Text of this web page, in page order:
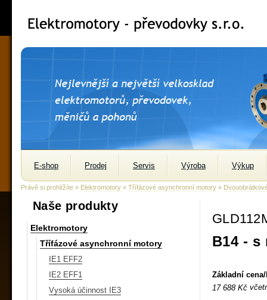
E-shop Prodej Servis Výroba Výkup
Právě si prohlížíte » Elektromotory » Třífázové asynchronní motory »
Naše produkty
Elektromotory
Třífázové asynchronní motory
IE1 EFF2
IE2 EFF1
Vysoká účinnost IE3
B14 -
Základní
17 688 Kč